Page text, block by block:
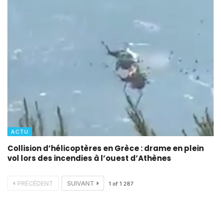
ACTU
Collision d’hélicoptères en Grèce : drame en plein
vol lors des incendies à l’ouest d’Athènes
PRÉCÉDENT SUIVANT 1 of 1 287